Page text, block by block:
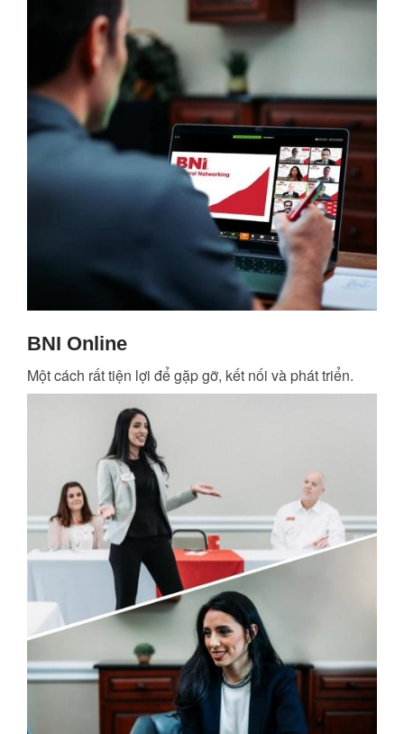
BNI Online
Một cách rất tiện lợi để gặp gỡ, kết nối và phát triển.